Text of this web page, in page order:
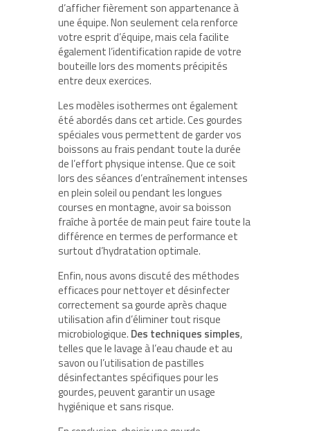
d’afficher fièrement son appartenance à
une équipe. Non seulement cela renforce
votre esprit d’équipe, mais cela facilite
également l’identification rapide de votre
bouteille lors des moments précipités
entre deux exercices.
Les modèles isothermes ont également
été abordés dans cet article. Ces gourdes
spéciales vous permettent de garder vos
boissons au frais pendant toute la durée
de l’effort physique intense. Que ce soit
lors des séances d’entraînement intenses
en plein soleil ou pendant les longues
courses en montagne, avoir sa boisson
fraîche à portée de main peut faire toute la
différence en termes de performance et
surtout d’hydratation optimale.
Enfin, nous avons discuté des méthodes
efficaces pour nettoyer et désinfecter
correctement sa gourde après chaque
utilisation afin d’éliminer tout risque
microbiologique. Des techniques simples,
telles que le lavage à l’eau chaude et au
savon ou l’utilisation de pastilles
désinfectantes spécifiques pour les
gourdes, peuvent garantir un usage
hygiénique et sans risque.